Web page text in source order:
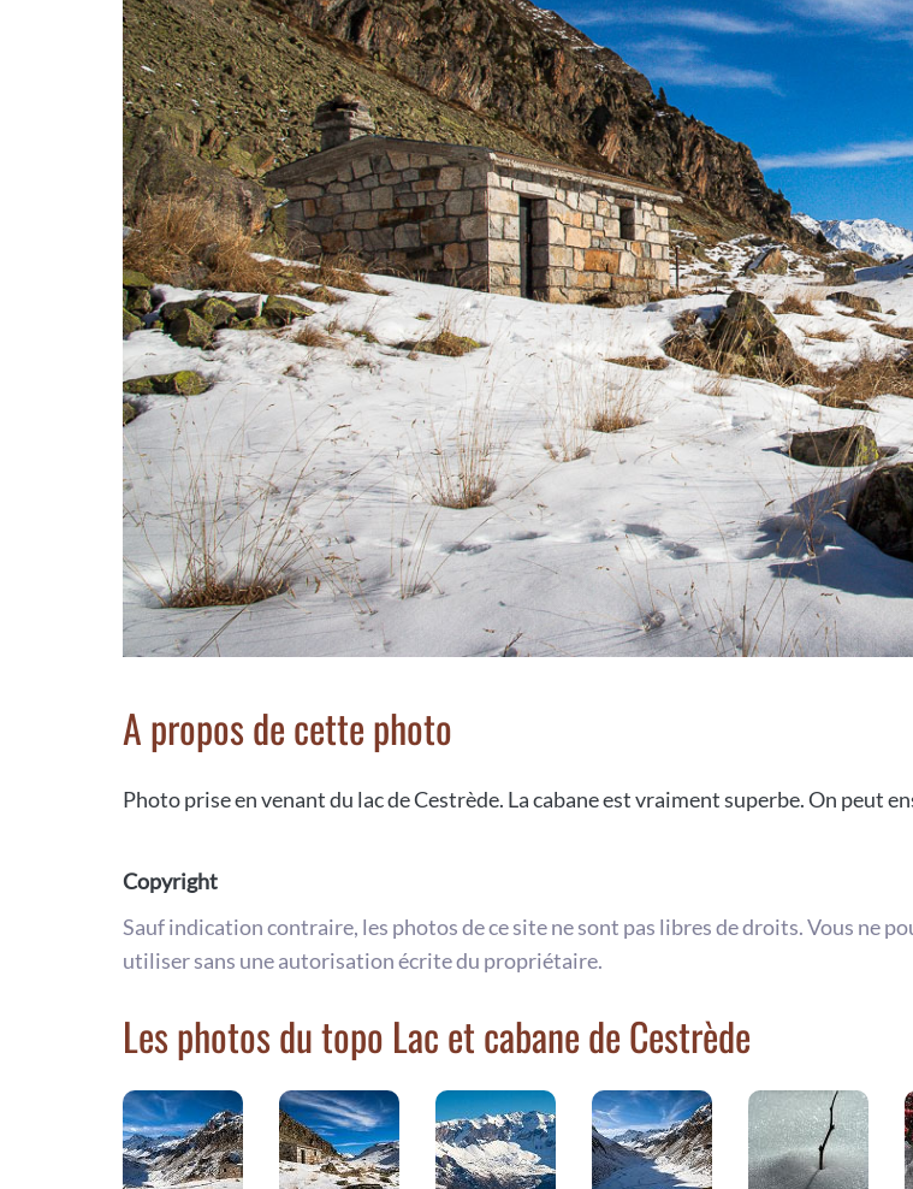
A propos de cette photo
Photo prise en venant du lac de Cestrède. La cabane est vraiment superbe. On peut
Copyright
Sauf indication contraire, les photos de ce site ne sont pas libres de droits. Vous ne
utiliser sans une autorisation écrite du propriétaire.
Les photos du topo Lac et cabane de Cestrède